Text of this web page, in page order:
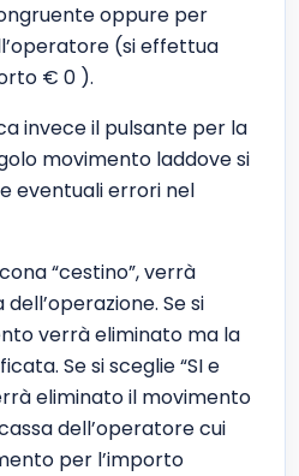
oppure per
(si effettua
€ 0 ).
invece il pulsante per la
movimento laddove si
eventuali errori nel
“cestino”, verrà
Se si
verrà eliminato ma la
Se si sceglie “SI e
eliminato il movimento
dell’operatore cui
per l’importo